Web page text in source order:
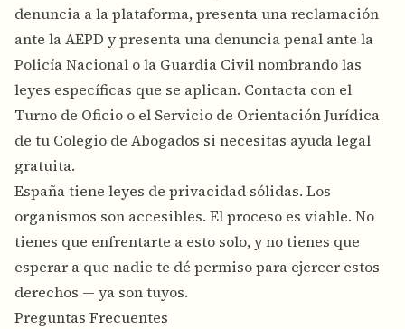
denuncia a la plataforma, presenta una reclamación
ante la AEPD y presenta una denuncia penal ante la
Policía Nacional o la Guardia Civil nombrando las
leyes específicas que se aplican. Contacta con el
Turno de Oficio o el Servicio de Orientación Jurídica
de tu Colegio de Abogados si necesitas ayuda legal
gratuita.
España tiene leyes de privacidad sólidas. Los
organismos son accesibles. El proceso es viable. No
tienes que enfrentarte a esto solo, y no tienes que
esperar a que nadie te dé permiso para ejercer estos
derechos — ya son tuyos.
Preguntas Frecuentes